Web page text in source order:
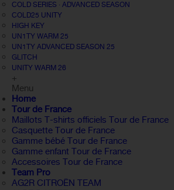
COLD SERIES · ADVANCED SEASON
COLD25 UNITY
HIGH KEY
UN1TY WARM 25
UN1TY ADVANCED SEASON 25
GLITCH
UNITY WARM 26
+
Menu
Home
Tour de France
Maillots T-shirts officiels Tour de France
Casquette Tour de France
Gamme bébé Tour de France
Gamme enfant Tour de France
Accessoires Tour de France
Team Pro
AG2R CITROËN TEAM